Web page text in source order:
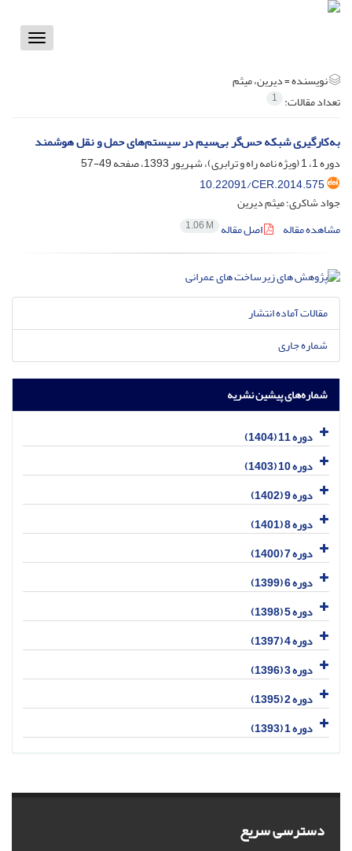
Toggle
نویسنده =دیرین، میثم
تعداد مقالات: 1
به‌کار‌گیری شبکه حس‌گر بی‌سیم در سیستم‌های حمل و نقل هوشمند
دوره 1، 1 (ویژه نامه راه و ترابری)، شهریور 1393، صفحه
49-57
10.22091/CER.2014.575
جواد شاکری؛ میثم دیرین
مشاهده مقاله
اصل مقاله 1.06 M
مقالات آماده انتشار
شماره جاری
شماره‌های پیشین نشریه
دوره 11 (1404)
دوره 10 (1403)
دوره 9 (1402)
دوره 8 (1401)
دوره 7 (1400)
دوره 6 (1399)
دوره 5 (1398)
دوره 4 (1397)
دوره 3 (1396)
دوره 2 (1395)
دوره 1 (1393)
دسترسی سریع